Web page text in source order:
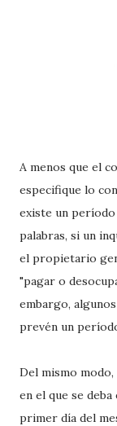
A menos que el
especifique lo
existe un
palabras, si un
el propietario
"pagar o
embargo,
prevén un
Del mismo
en el que se
primer día del